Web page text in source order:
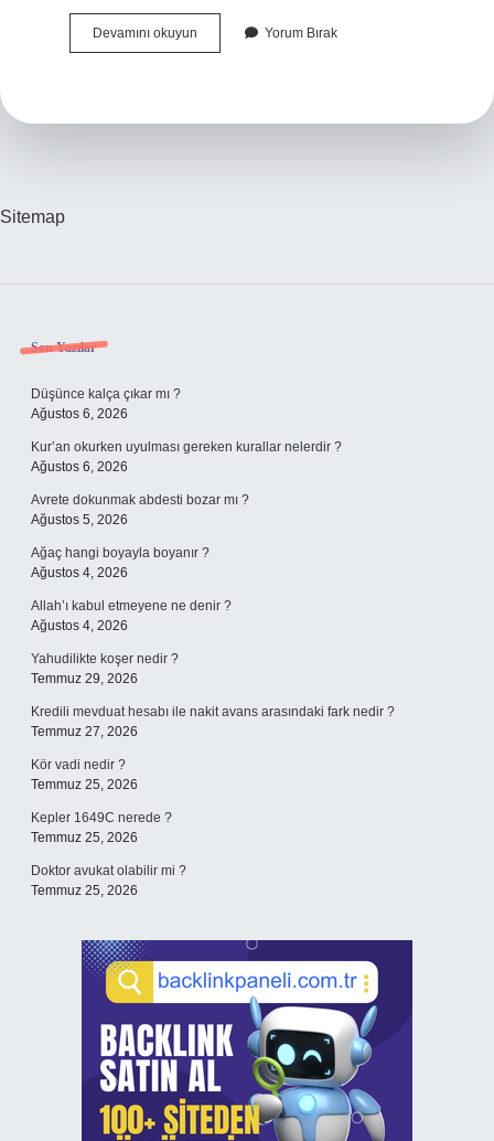
Devamını okuyun
Lenfödem
Yorum Bırak
Sitemap
Sidebar
Son Yazılar
Düşünce kalça çıkar mı ?
Ağustos 6, 2026
Kur’an okurken uyulması gereken kurallar nelerdir ?
Ağustos 6, 2026
Avrete dokunmak abdesti bozar mı ?
Ağustos 5, 2026
Ağaç hangi boyayla boyanır ?
Ağustos 4, 2026
Allah’ı kabul etmeyene ne denir ?
Ağustos 4, 2026
Yahudilikte koşer nedir ?
Temmuz 29, 2026
Kredili mevduat hesabı ile nakit avans arasındaki fark nedir ?
Temmuz 27, 2026
Kör vadi nedir ?
Temmuz 25, 2026
Kepler 1649C nerede ?
Temmuz 25, 2026
Doktor avukat olabilir mi ?
Temmuz 25, 2026